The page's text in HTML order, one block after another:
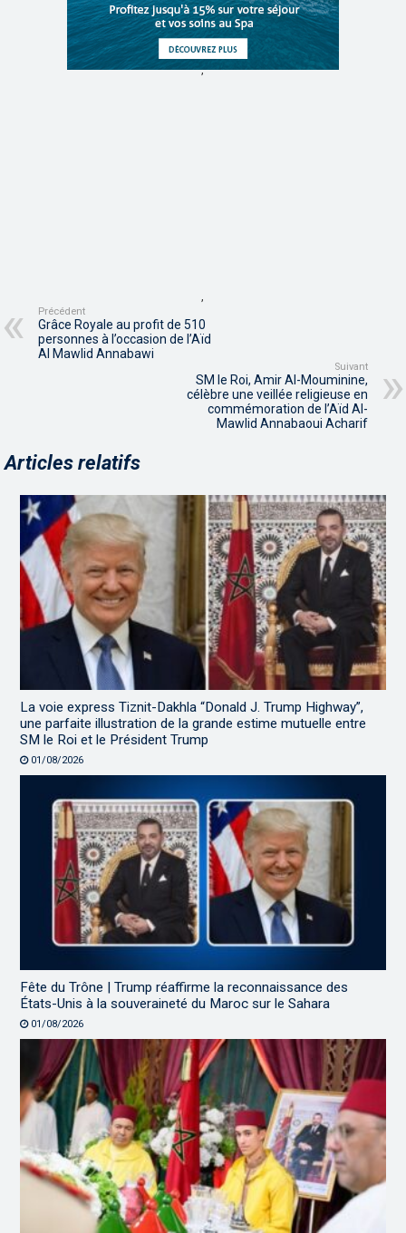
,
,
Précédent
Grâce Royale au profit de 510
personnes à l’occasion de l’Aïd
Al Mawlid Annabawi
Suivant
SM le Roi, Amir Al-Mouminine,
célèbre une veillée religieuse en
commémoration de l’Aïd Al-
Mawlid Annabaoui Acharif
Articles relatifs
La voie express Tiznit-Dakhla “Donald J. Trump Highway”,
une parfaite illustration de la grande estime mutuelle entre
SM le Roi et le Président Trump
01/08/2026
Fête du Trône | Trump réaffirme la reconnaissance des
États-Unis à la souveraineté du Maroc sur le Sahara
01/08/2026